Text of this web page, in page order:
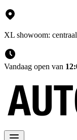
XL showoom:
Vandaag open van